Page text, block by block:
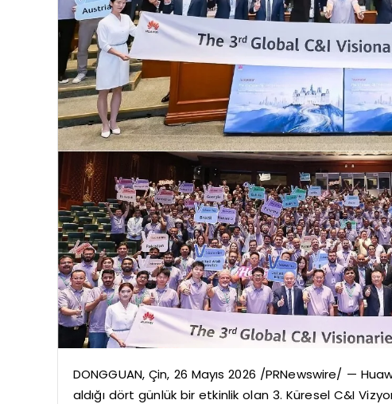
DONGGUAN, Çin, 26 Mayıs 2026 /PRNewswire/ —
aldığı dört günlük bir etkinlik olan 3. Küresel C&I